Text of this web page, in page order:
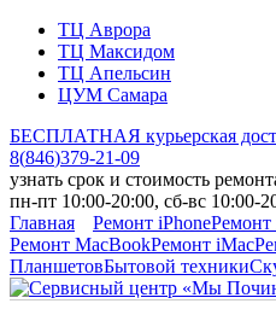
ТЦ Аврора
ТЦ Максидом
ТЦ Апельсин
ЦУМ Самара
БЕСПЛАТНАЯ курьерская
8(846)379-21-09
узнать срок и стоимость
пн-пт 10:00-20:00, сб-вс 10:00-
Главная
Ремонт iPhoneРемонт
Ремонт MacBookРемонт iMac
ПланшетовБытовой техники